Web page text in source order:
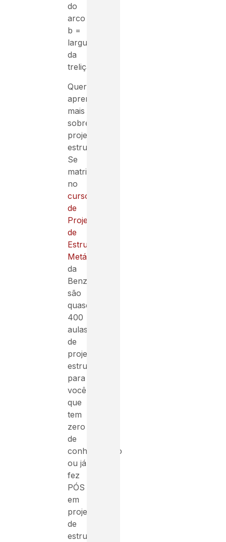
do
arco
b =
largura
da
treliça
Quer
aprender
mais
sobre
projeto
estrutural?
Se
matricule
no
curso
de
Projetista
de
Estruturas
Metálicas
da
Benzor,
são
quase
400
aulas
de
projeto
estrutural
para
você
que
tem
zero
de
conhecimento
ou já
fez
PÓS
em
projeto
de
estruturas